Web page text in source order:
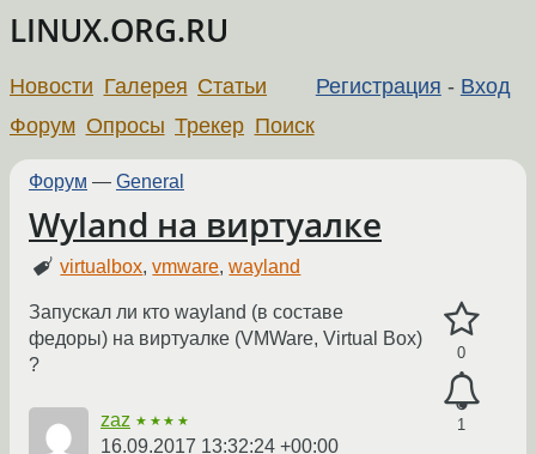
LINUX.ORG.RU
Регистрация - Вход
Новости Галерея Статьи
Форум Опросы Трекер Поиск
Форум — General
Wyland на виртуалке
virtualbox,vmware,wayland
0
1
Запускал ли кто wayland (в составе
федоры) на виртуалке (VMWare, Virtual Box)
?
zaz ★★★★
16.09.2017 13:32:24 +00:00